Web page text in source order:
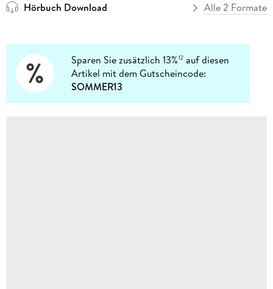
Hörbuch Download Alle 2 Formate
Sparen Sie zusätzlich 13%12 auf diesen
Artikel mit dem Gutscheincode:
SOMMER13